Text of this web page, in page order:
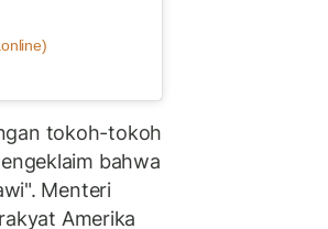
tokoh-tokoh
bahwa
Menteri
Amerika